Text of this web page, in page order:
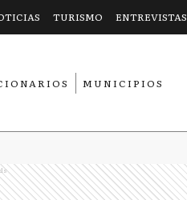
TURISMO ENTREVISTAS
MUNICIPIOS